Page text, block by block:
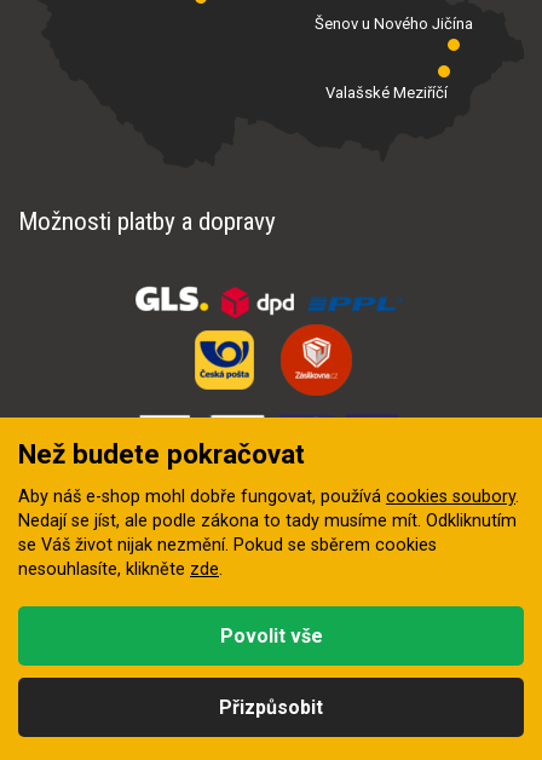
Valašské Meziříčí
Šenov u Nového Jičína
Možnosti platby a dopravy
digitální agentura FEO
Než budete pokračovat
Aby náš e-shop mohl dobře fungovat, používá cookies soubory.
Nedají se jíst, ale podle zákona to tady musíme mít. Odkliknutím
se Váš život nijak nezmění. Pokud se sběrem cookies
nesouhlasíte, klikněte zde.
Přizpůsobit
Povolit vše